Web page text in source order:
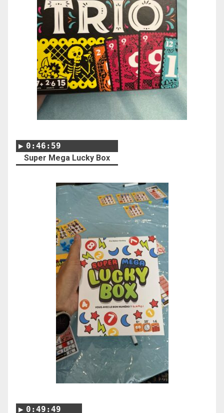
0:46:59
Super Mega Lucky Box
0:49:49